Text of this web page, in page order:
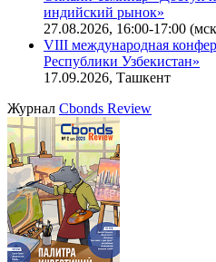
Онлайн-семинар «Новый
офисную недвижимость»
11.08.2026, 16:30-18:00
Онлайн-семинар «Доступ
индийский рынок»
VIII международная
Республики Узбекистан»
17.09.2026, Ташкент
ЖурналCbonds Review